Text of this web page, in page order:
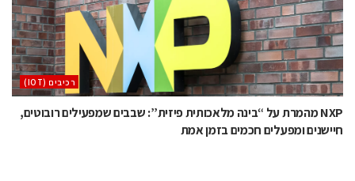
‫רכיבים‬ (IOT)
NXP מהמרת על “בינה מלאכותית פיזית”: שבבים שמפעילים רובוטים,
חיישנים ומפעלים חכמים בזמן אמת